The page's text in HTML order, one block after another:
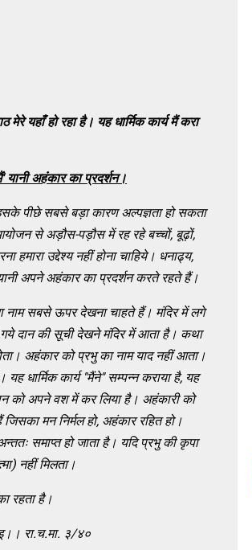
यहाँ हो रहा है। यह धार्मिक कार्य मैं करा
यानी अहंकार का प्रदर्शन।
पीछे सबसे बड़ा कारण अल्पज्ञता हो सकता
से अड़ौस-पड़ौस में रह रहे बच्चों, बूढ़ों,
हमारा उद्देश्य नहीं होना चाहिये। धनाढ्य,
अपने अहंकार का प्रदर्शन करते रहते हैं।
नाम सबसे ऊपर देखना चाहते हैं। मंदिर में लगे
दान की सूची देखने मंदिर में आता है। कथा
अहंकार को प्रभु का नाम याद नहीं आता।
धार्मिक कार्य ''मैंने'' सम्पन्न कराया है, यह
को अपने वश में कर लिया है। अहंकारी को
मन निर्मल हो, अहंकार रहित हो।
समाप्त हो जाता है। यदि प्रभु की कृपा
नहीं मिलता।
रहता है।
रा.च.मा. ३/४०